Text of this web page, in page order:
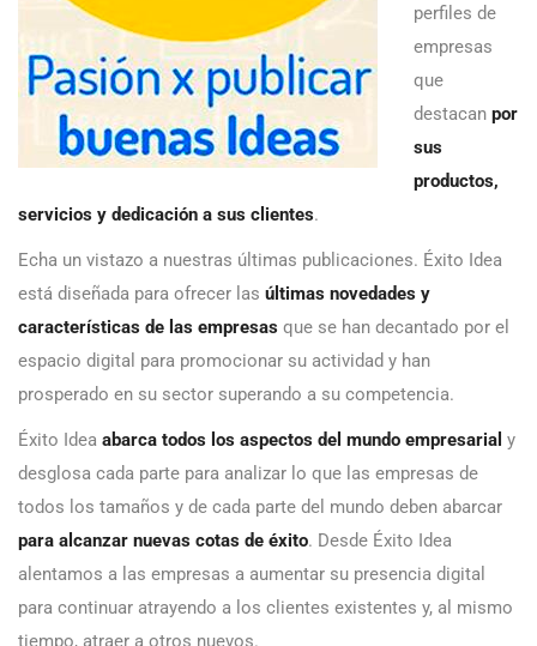
perfiles de
empresas
que
destacan por
sus
productos,
servicios y dedicación a sus clientes.
Echa un vistazo a nuestras últimas publicaciones. Éxito Idea
está diseñada para ofrecer las últimas novedades y
características de las empresas que se han decantado por el
espacio digital para promocionar su actividad y han
prosperado en su sector superando a su competencia.
Éxito Idea abarca todos los aspectos del mundo empresarial y
desglosa cada parte para analizar lo que las empresas de
todos los tamaños y de cada parte del mundo deben abarcar
para alcanzar nuevas cotas de éxito. Desde Éxito Idea
alentamos a las empresas a aumentar su presencia digital
para continuar atrayendo a los clientes existentes y, al mismo
tiempo, atraer a otros nuevos.